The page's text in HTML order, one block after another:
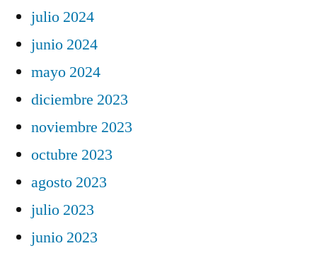
julio 2024
junio 2024
mayo 2024
diciembre 2023
noviembre 2023
octubre 2023
agosto 2023
julio 2023
junio 2023